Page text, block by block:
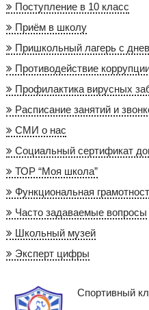
Поступление в 10 класс
Приём в школу
Пришкольный лагерь с
Противодействие
Профилактика вирусных
Расписание занятий и
СМИ о нас
Социальный сертификат
ТОР “Моя школа”
Функциональная
Часто задаваемые вопросы
Школьный музей
Эксперт цифры
Спортивный